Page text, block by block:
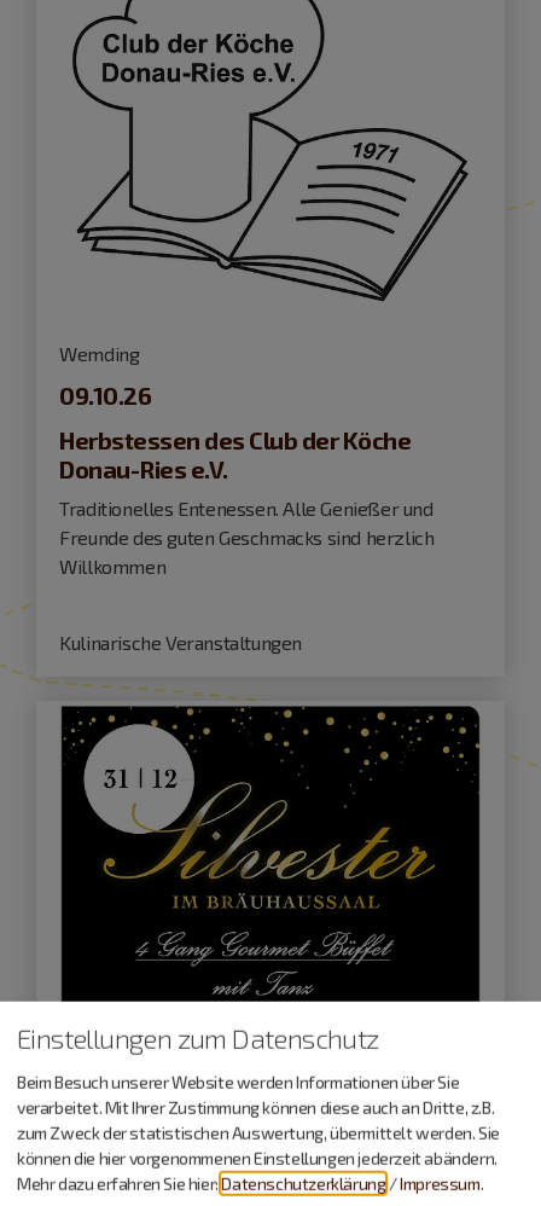
Wemding
09.10.26
Herbstessen des Club der Köche
Donau-Ries e.V.
Traditionelles Entenessen. Alle Genießer und
Freunde des guten Geschmacks sind herzlich
Willkommen
Kulinarische Veranstaltungen
Wemding
31.12.26
Silvester in Wemding
Einstellungen zum Datenschutz
Beim Besuch unserer Website werden Informationen über Sie
verarbeitet. Mit Ihrer Zustimmung können diese auch an Dritte, z.B.
zum Zweck der statistischen Auswertung, übermittelt werden. Sie
können die hier vorgenommenen Einstellungen jederzeit abändern.
Mehr dazu erfahren Sie hier:Datenschutzerklärung /Impressum.